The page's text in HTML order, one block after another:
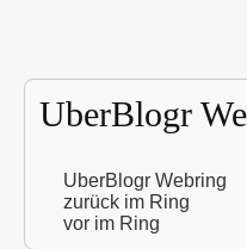
UberBlogr
UberBlogr Webring
zurück im Ring
vor im Ring